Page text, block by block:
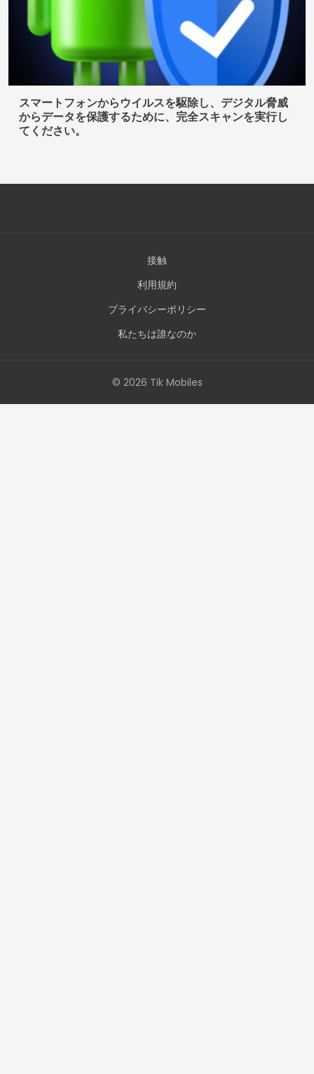
スマートフォンからウイルスを駆除し、デジタル脅威
からデータを保護するために、完全スキャンを実行し
てください。
接触
利用規約
プライバシーポリシー
私たちは誰なのか
© 2026 Tik Mobiles